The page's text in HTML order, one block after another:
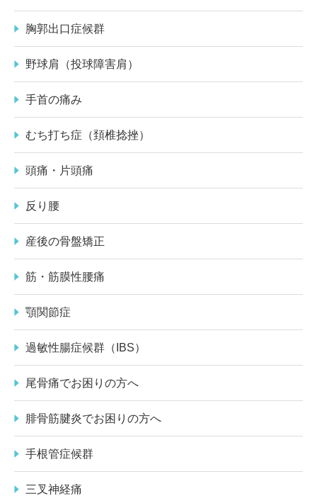
胸郭出口症候群
野球肩（投球障害肩）
手首の痛み
むち打ち症（頚椎捻挫）
頭痛・片頭痛
反り腰
産後の骨盤矯正
筋・筋膜性腰痛
顎関節症
過敏性腸症候群（IBS）
尾骨痛でお困りの方へ
腓骨筋腱炎でお困りの方へ
手根管症候群
三叉神経痛